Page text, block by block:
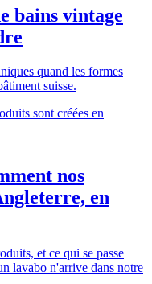
bains vintage
quand les formes
suisse.
nos
en
et ce qui se passe
lavabo n'arrive dans notre